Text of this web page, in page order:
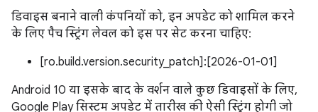
डिवाइस बनाने वाली कंपनियों को, इन अपडेट को शामिल करने
के लिए पैच स्ट्रिंग लेवल को इस पर सेट करना चाहिए:
[ro.build.version.security_patch]:[2026-01-01]
Android 10 या इसके बाद के वर्शन वाले कुछ डिवाइसों के लिए,
Google Play सिस्टम अपडेट में तारीख की ऐसी स्ट्रिंग होगी जो